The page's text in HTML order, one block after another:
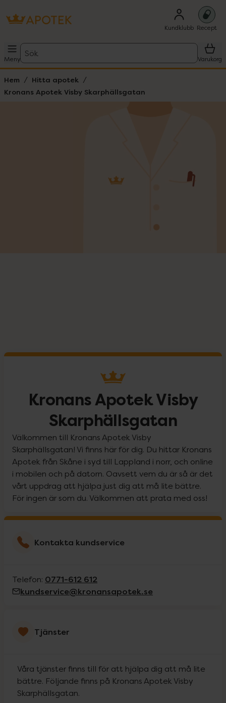
Kundklubb Recept
Meny
Sök
Varukorg
Hem
Hitta apotek
Kronans Apotek Visby Skarphällsgatan
Kronans Apotek Visby
Skarphällsgatan
Välkommen till Kronans Apotek Visby
Skarphällsgatan! Vi finns här för dig. Du hittar Kronans
Apotek från Skåne i syd till Lappland i norr, och online
i mobilen och på datorn. Oavsett vem du är så är det
vårt uppdrag att hjälpa just dig att må lite bättre.
För ingen är som du. Välkommen att prata med oss!
Kontakta kundservice
Telefon: 0771-612 612
kundservice@kronansapotek.se
Tjänster
Våra tjänster finns till för att hjälpa dig att må lite
bättre. Följande finns på Kronans Apotek Visby
Skarphällsgatan.